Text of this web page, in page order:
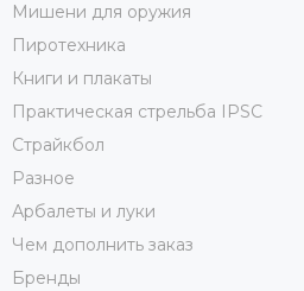
Мишени для оружия
Пиротехника
Книги и плакаты
Практическая стрельба IPSC
Страйкбол
Разное
Арбалеты и луки
Чем дополнить заказ
Бренды